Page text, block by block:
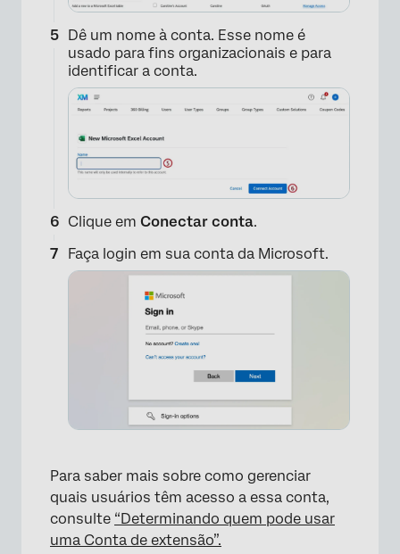
×
Dê um nome à conta. Esse nome é
usado para fins organizacionais e para
identificar a conta.
Clique em Conectar conta.
Faça login em sua conta da Microsoft.
Para saber mais sobre como gerenciar
quais usuários têm acesso a essa conta,
consulte “Determinando quem pode usar
uma Conta de extensão”.